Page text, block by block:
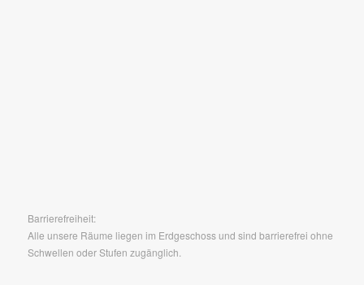
Barrierefreiheit:
Alle unsere Räume liegen im Erdgeschoss und sind barrierefrei ohne
Schwellen oder Stufen zugänglich.